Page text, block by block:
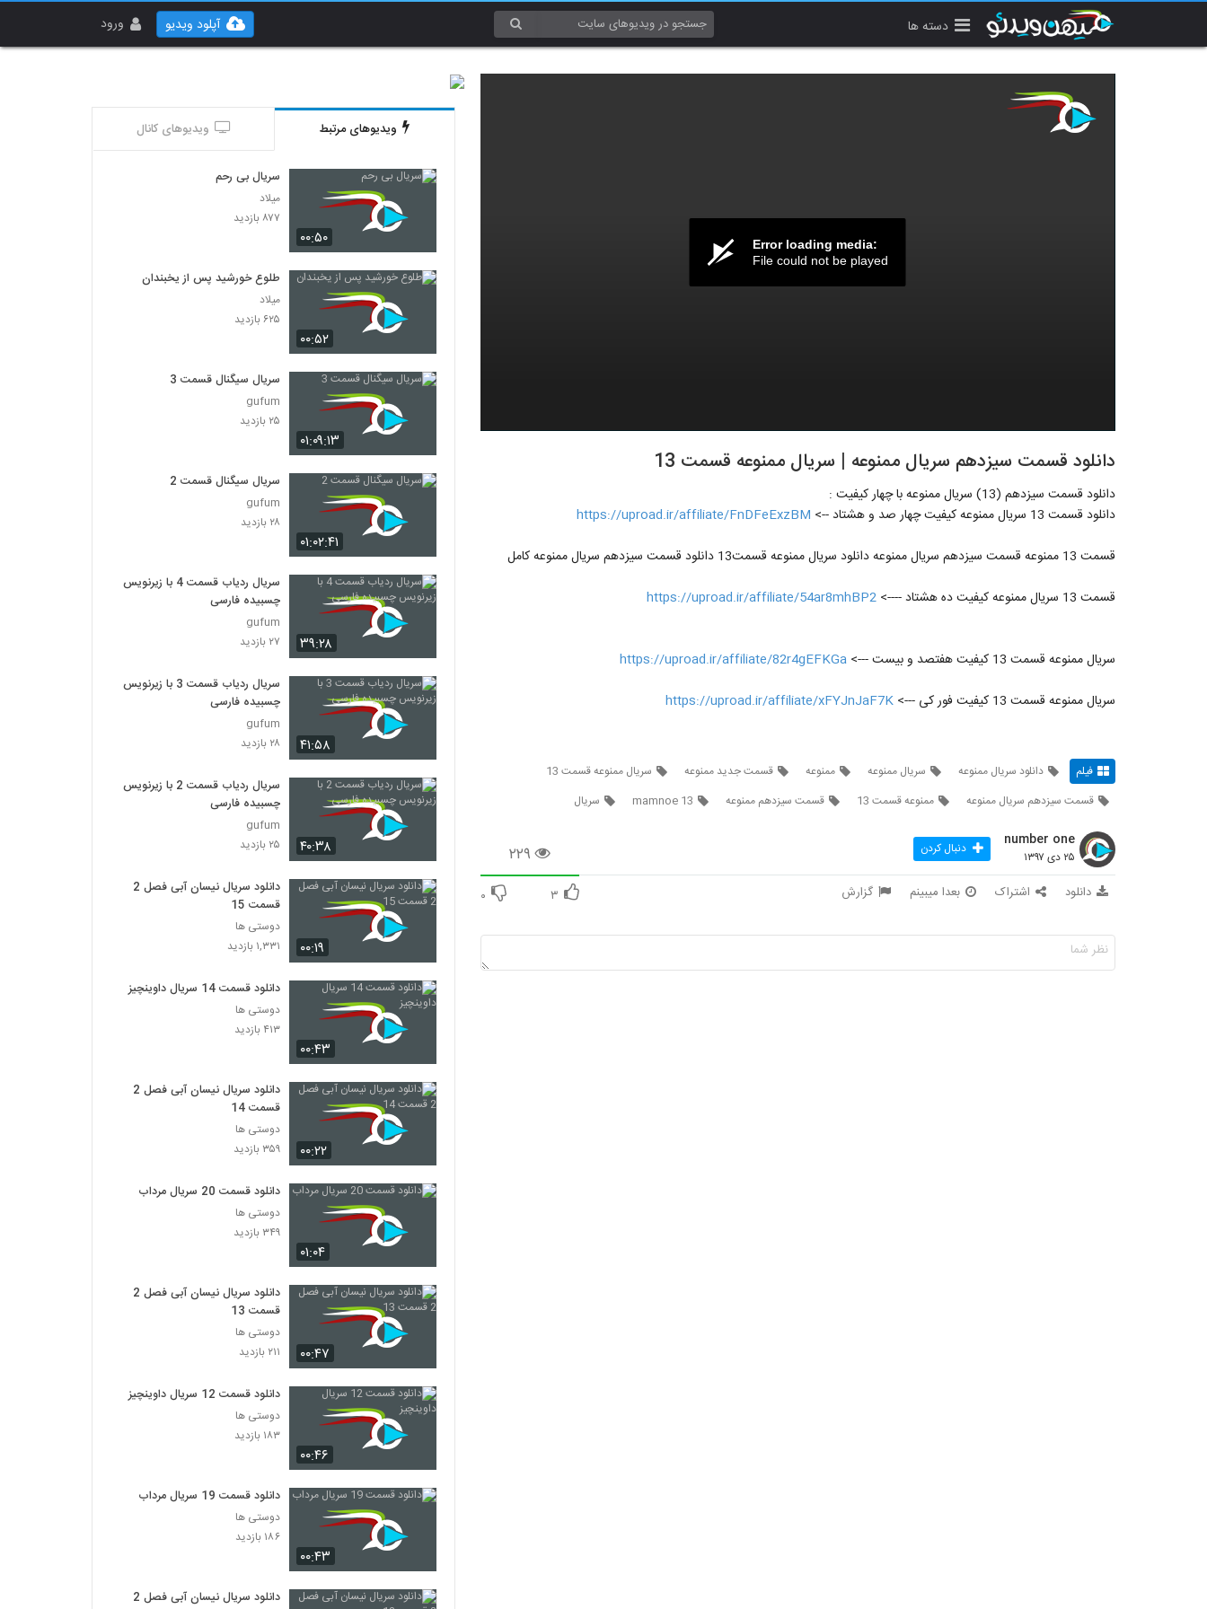
دسته ها ورود آپلود ویدیو
Error loading media:
File could not be played
دانلود قسمت سیزدهم سریال ممنوعه | سریال ممنوعه قسمت 13
دانلود قسمت سیزدهم (13) سریال ممنوعه با چهار کیفیت :
دانلود قسمت 13 سریال ممنوعه کیفیت چهار صد و هشتاد -->
https://uproad.ir/affiliate/FnDFeExzBM
قسمت 13 ممنوعه قسمت سیزدهم سریال ممنوعه دانلود سریال ممنوعه قسمت13 دانلود قسمت سیزدهم سریال ممنوعه کامل
قسمت 13 سریال ممنوعه کیفیت ده هشتاد ---->
https://uproad.ir/affiliate/54ar8mhBP2
سریال ممنوعه قسمت 13 کیفیت هفتصد و بیست --->
https://uproad.ir/affiliate/82r4gEFKGa
سریال ممنوعه قسمت 13 کیفیت فور کی --->
https://uproad.ir/affiliate/xFYJnJaF7K
فیلم دانلود سریال ممنوعه سریال ممنوعه ممنوعه قسمت جدید ممنوعه
سریال ممنوعه قسمت 13
قسمت سیزدهم سریال ممنوعه
ممنوعه قسمت 13 قسمت سیزدهم ممنوعه mamnoe 13 سریال
۲۲۹
number one
۲۵ دی ۱۳۹۷ دنبال کردن
دانلود اشتراک بعدا میبینم گزارش ۳ ۰
ویدیوهای مرتبط ویدیوهای کانال
۰۰:۵۰
سریال بی رحم
میلاد
۸۷۷ بازدید
۰۰:۵۲
طلوع خورشید پس از یخبندان
میلاد
۶۲۵ بازدید
۰۱:۰۹:۱۳
سریال سیگنال قسمت 3
gufum
۲۵ بازدید
۰۱:۰۲:۴۱
سریال سیگنال قسمت 2
gufum
۲۸ بازدید
۳۹:۲۸
سریال ردیاب قسمت 4 با زیرنویس
چسبیده فارسی
gufum
۲۷ بازدید
۴۱:۵۸
سریال ردیاب قسمت 3 با زیرنویس
چسبیده فارسی
gufum
۲۸ بازدید
۴۰:۳۸
سریال ردیاب قسمت 2 با زیرنویس
چسبیده فارسی
gufum
۲۵ بازدید
۰۰:۱۹
دانلود سریال نیسان آبی فصل 2
قسمت 15
دوستی ها
۱,۳۳۱ بازدید
۰۰:۴۳
دانلود قسمت 14 سریال داوینچیز
دوستی ها
۴۱۳ بازدید
۰۰:۲۲
دانلود سریال نیسان آبی فصل 2
قسمت 14
دوستی ها
۳۵۹ بازدید
۰۱:۰۴
دانلود قسمت 20 سریال مرداب
دوستی ها
۳۴۹ بازدید
۰۰:۴۷
دانلود سریال نیسان آبی فصل 2
قسمت 13
دوستی ها
۲۱۱ بازدید
۰۰:۴۶
دانلود قسمت 12 سریال داوینچیز
دوستی ها
۱۸۳ بازدید
۰۰:۴۳
دانلود قسمت 19 سریال مرداب
دوستی ها
۱۸۶ بازدید
دانلود سریال نیسان آبی فصل 2